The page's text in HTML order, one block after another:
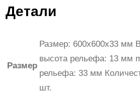
о
т
а
Детали
Размер
Размер: 600x600x33 мм
высота рельефа: 13 мм
рельефа: 33 мм
шт.